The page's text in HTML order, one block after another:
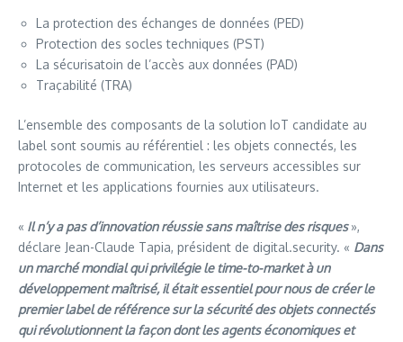
La protection des échanges de données (PED)
Protection des socles techniques (PST)
La sécurisatoin de l’accès aux données (PAD)
Traçabilité (TRA)
L’ensemble des composants de la solution IoT candidate au
label sont soumis au référentiel : les objets connectés, les
protocoles de communication, les serveurs accessibles sur
Internet et les applications fournies aux utilisateurs.
« Il n’y a pas d’innovation réussie sans maîtrise des risques »,
déclare Jean-Claude Tapia, président de digital.security. « Dans
un marché mondial qui privilégie le time-to-market à un
développement maîtrisé, il était essentiel pour nous de créer le
premier label de référence sur la sécurité des objets connectés
qui révolutionnent la façon dont les agents économiques et